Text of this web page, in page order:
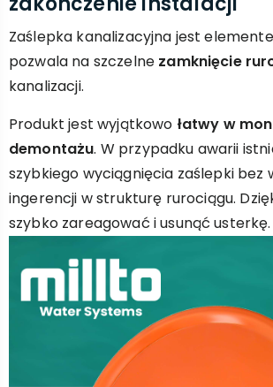
Zaślepka kanalizacyjna jest
pozwala na szczelne zamknięcie
kanalizacji.
Produkt jest wyjątkowo łatwy w
demontażu. W przypadku awarii
szybkiego wyciągnięcia zaślepki bez
ingerencji w strukturę rurociągu.
szybko zareagować i usunąć usterkę.